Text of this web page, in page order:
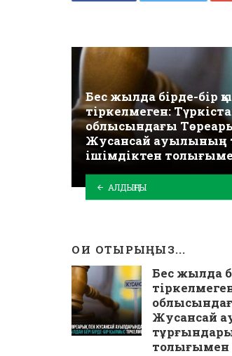
Бес жылда бірде-бір
тіркелмеген:
облысындағы
Жусансай ауылының
ішімдіктен
АЛДЫҢҒЫ
ОҚИ ОТЫРЫҢЫЗ...
Бес жылда
Жусансай
толығымен